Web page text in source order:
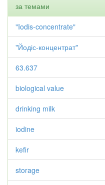
за темами
"Iodis-concentrate"
"Йодіс-концентрат"
63.637
biological value
drinking milk
iodine
kefir
storage